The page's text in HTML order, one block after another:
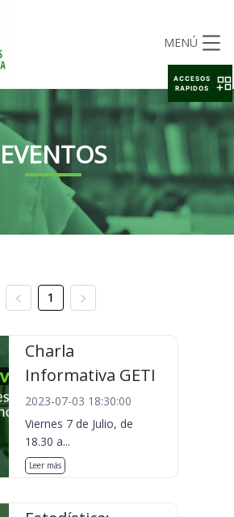
MENÚ
EVENTOS
1
Charla
Informativa GETI
2023-07-03 18:30:00
Viernes 7 de Julio, de
18.30 a...
Leer más
ACCESOS
RAPIDOS